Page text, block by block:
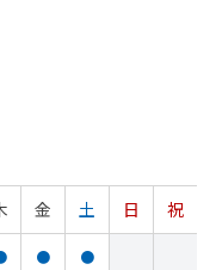
金 土 日
祝
● ●